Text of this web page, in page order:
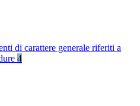
di carattere generale riferiti a
4